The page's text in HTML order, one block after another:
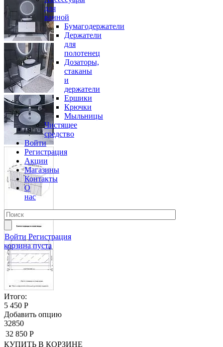
для
ванной
Бумагодержатели
Держатели
для
полотенец
Дозаторы,
стаканы
и
держатели
Ершики
Крючки
Мыльницы
Чистящее
средство
Войти
Регистрация
Акции
Магазины
Контакты
О
нас
Войти Регистрация
корзина пуста
Итого:
5 450 Р
Добавить опцию
32850
32 850 Р
КУПИТЬ В КОРЗИНЕ